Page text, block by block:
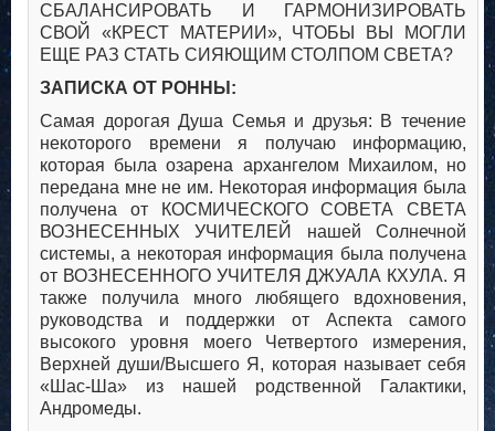
СБАЛАНСИРОВАТЬ И ГАРМОНИЗИРОВАТЬ
СВОЙ «КРЕСТ МАТЕРИИ», ЧТОБЫ ВЫ МОГЛИ
ЕЩЕ РАЗ СТАТЬ СИЯЮЩИМ СТОЛПОМ СВЕТА?
ЗАПИСКА ОТ РОННЫ:
Самая дорогая Душа Семья и друзья: В течение
некоторого времени я получаю информацию,
которая была озарена архангелом Михаилом, но
передана мне не им. Некоторая информация была
получена от КОСМИЧЕСКОГО СОВЕТА СВЕТА
ВОЗНЕСЕННЫХ УЧИТЕЛЕЙ нашей Солнечной
системы, а некоторая информация была получена
от ВОЗНЕСЕННОГО УЧИТЕЛЯ ДЖУАЛА КХУЛА. Я
также получила много любящего вдохновения,
руководства и поддержки от Аспекта самого
высокого уровня моего Четвертого измерения,
Верхней души/Высшего Я, которая называет себя
«Шас-Ша» из нашей родственной Галактики,
Андромеды.